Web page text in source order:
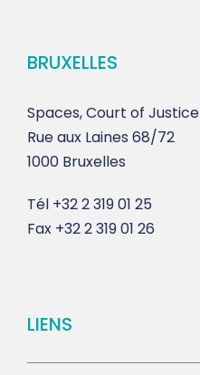
BRUXELLES
Spaces, Court of Justice
Rue aux Laines 68/72
1000 Bruxelles
Tél +32 2 319 01 25
Fax +32 2 319 01 26
LIENS